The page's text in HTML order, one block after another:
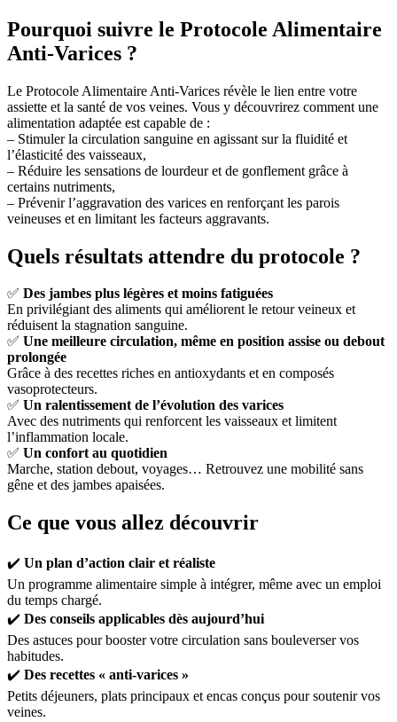
Pourquoi suivre le Protocole Alimentaire
Anti-Varices ?
Le Protocole Alimentaire Anti-Varices révèle le lien entre votre
assiette et la santé de vos veines. Vous y découvrirez comment une
alimentation adaptée est capable de :
– Stimuler la circulation sanguine en agissant sur la fluidité et
l’élasticité des vaisseaux,
– Réduire les sensations de lourdeur et de gonflement grâce à
certains nutriments,
– Prévenir l’aggravation des varices en renforçant les parois
veineuses et en limitant les facteurs aggravants.
Quels résultats attendre du protocole ?
✅ Des jambes plus légères et moins fatiguées
En privilégiant des aliments qui améliorent le retour veineux et
réduisent la stagnation sanguine.
✅ Une meilleure circulation, même en position assise ou debout
prolongée
Grâce à des recettes riches en antioxydants et en composés
vasoprotecteurs.
✅ Un ralentissement de l’évolution des varices
Avec des nutriments qui renforcent les vaisseaux et limitent
l’inflammation locale.
✅ Un confort au quotidien
Marche, station debout, voyages… Retrouvez une mobilité sans
gêne et des jambes apaisées.
Ce que vous allez découvrir
✔️ Un plan d’action clair et réaliste
Un programme alimentaire simple à intégrer, même avec un emploi
du temps chargé.
✔️ Des conseils applicables dès aujourd’hui
Des astuces pour booster votre circulation sans bouleverser vos
habitudes.
✔️ Des recettes « anti-varices »
Petits déjeuners, plats principaux et encas conçus pour soutenir vos
veines.